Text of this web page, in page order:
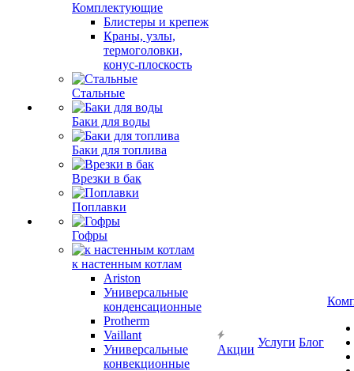
Комплектующие
Блистеры и крепеж
Краны, узлы,
термоголовки,
конус-плоскость
Стальные
Баки для воды
Баки для топлива
Врезки в бак
Поплавки
Гофры
к настенным котлам
Ariston
Универсальные
конденсационные
Protherm
Vaillant
Универсальные
конвекционные
Акции
Услуги Блог